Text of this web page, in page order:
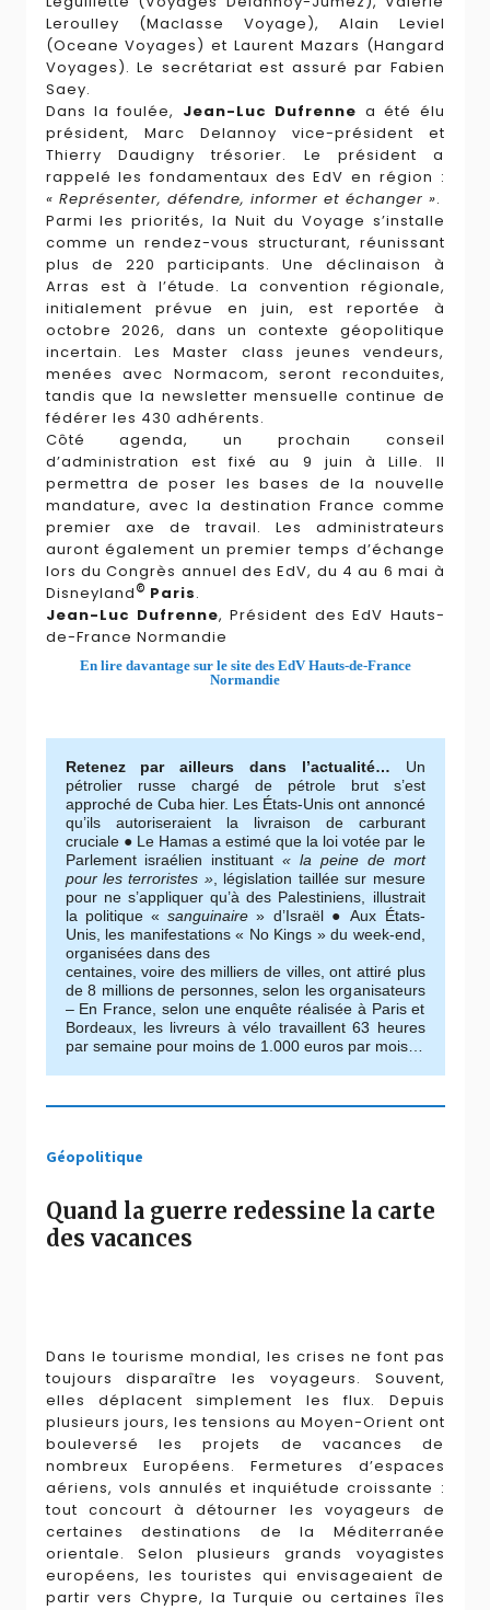
Leroulley (Maclasse Voyage), Alain Leviel
(Oceane Voyages) et Laurent Mazars (Hangard
Voyages). Le secrétariat est assuré par Fabien
Saey.
Dans la foulée, Jean-Luc Dufrenne a été élu
président, Marc Delannoy vice-président et
Thierry Daudigny trésorier. Le président a
rappelé les fondamentaux des EdV en région :
« Représenter, défendre, informer et échanger ».
Parmi les priorités, la Nuit du Voyage s’installe
comme un rendez-vous structurant, réunissant
plus de 220 participants. Une déclinaison à
Arras est à l’étude. La convention régionale,
initialement prévue en juin, est reportée à
octobre 2026, dans un contexte géopolitique
incertain. Les Master class jeunes vendeurs,
menées avec Normacom, seront reconduites,
tandis que la newsletter mensuelle continue de
fédérer les 430 adhérents.
Côté agenda, un prochain conseil
d’administration est fixé au 9 juin à Lille. Il
permettra de poser les bases de la nouvelle
mandature, avec la destination France comme
premier axe de travail. Les administrateurs
auront également un premier temps d’échange
lors du Congrès annuel des EdV, du 4 au 6 mai à
Disneyland © Paris.
Jean-Luc Dufrenne, Président des EdV Hauts-
de-France Normandie
En lire davantage sur le site des EdV Hauts-de-France
Normandie
Retenez par ailleurs dans l’actualité… Un
pétrolier russe chargé de pétrole brut s’est
approché de Cuba hier. Les États-Unis ont annoncé
qu’ils autoriseraient la livraison de carburant
cruciale ● Le Hamas a estimé que la loi votée par le
Parlement israélien instituant« la peine de mort
pour les terroristes », législation taillée sur mesure
pour ne s’appliquer qu’à des Palestiniens, illustrait
la politique «sanguinaire » d’Israël ● Aux États-
Unis, les manifestations « No Kings » du week-end,
organisées dans des
centaines, voire des milliers de villes, ont attiré plus
de 8 millions de personnes, selon les organisateurs
– En France, selon une enquête réalisée à Paris et
Bordeaux, les livreurs à vélo travaillent 63 heures
par semaine pour moins de 1.000 euros par mois…
Géopolitique
Quand la guerre redessine la carte
des vacances
Dans le tourisme mondial, les crises ne font pas
toujours disparaître les voyageurs. Souvent,
elles déplacent simplement les flux. Depuis
plusieurs jours, les tensions au Moyen-Orient ont
bouleversé les projets de vacances de
nombreux Européens. Fermetures d’espaces
aériens, vols annulés et inquiétude croissante :
tout concourt à détourner les voyageurs de
certaines destinations de la Méditerranée
orientale. Selon plusieurs grands voyagistes
européens, les touristes qui envisageaient de
partir vers Chypre, la Turquie ou certaines îles